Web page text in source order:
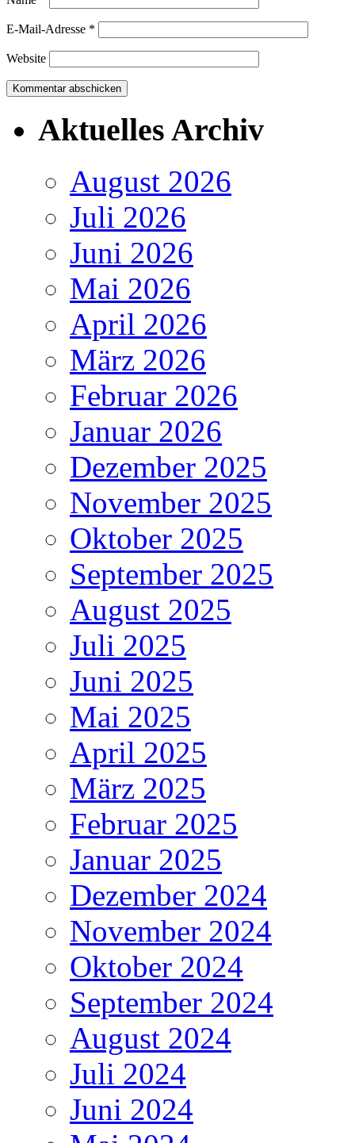
E-Mail-Adresse *
Website
Aktuelles Archiv
August 2026
Juli 2026
Juni 2026
Mai 2026
April 2026
März 2026
Februar 2026
Januar 2026
Dezember 2025
November 2025
Oktober 2025
September 2025
August 2025
Juli 2025
Juni 2025
Mai 2025
April 2025
März 2025
Februar 2025
Januar 2025
Dezember 2024
November 2024
Oktober 2024
September 2024
August 2024
Juli 2024
Juni 2024